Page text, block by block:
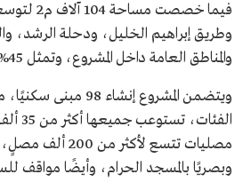
فيما خصصت
وطريق إبراهيم الخليل، ودحلة الرشد،
والمناطق العامة داخل المشروع، وتمثل 45%.
مصليات تتسع